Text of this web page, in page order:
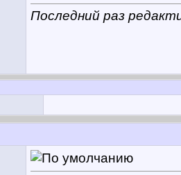
Последний раз